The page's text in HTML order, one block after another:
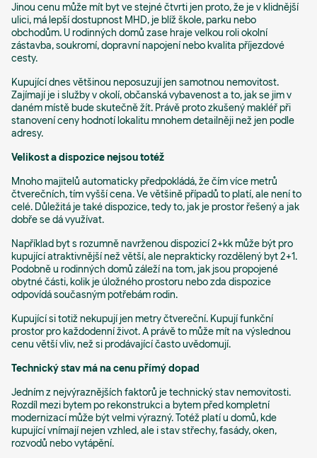
Jinou cenu může mít byt ve stejné čtvrti jen proto, že je v klidnější
ulici, má lepší dostupnost MHD, je blíž škole, parku nebo
obchodům. U rodinných domů zase hraje velkou roli okolní
zástavba, soukromí, dopravní napojení nebo kvalita příjezdové
cesty.
Kupující dnes většinou neposuzují jen samotnou nemovitost.
Zajímají je i služby v okolí, občanská vybavenost a to, jak se jim v
daném místě bude skutečně žít. Právě proto zkušený makléř při
stanovení ceny hodnotí lokalitu mnohem detailněji než jen podle
adresy.
Velikost a dispozice nejsou totéž
Mnoho majitelů automaticky předpokládá, že čím více metrů
čtverečních, tím vyšší cena. Ve většině případů to platí, ale není to
celé. Důležitá je také dispozice, tedy to, jak je prostor řešený a jak
dobře se dá využívat.
Například byt s rozumně navrženou dispozicí 2+kk může být pro
kupující atraktivnější než větší, ale neprakticky rozdělený byt 2+1.
Podobně u rodinných domů záleží na tom, jak jsou propojené
obytné části, kolik je úložného prostoru nebo zda dispozice
odpovídá současným potřebám rodin.
Kupující si totiž nekupují jen metry čtvereční. Kupují funkční
prostor pro každodenní život. A právě to může mít na výslednou
cenu větší vliv, než si prodávající často uvědomují.
Technický stav má na cenu přímý dopad
Jedním z nejvýraznějších faktorů je technický stav nemovitosti.
Rozdíl mezi bytem po rekonstrukci a bytem před kompletní
modernizací může být velmi výrazný. Totéž platí u domů, kde
kupující vnímají nejen vzhled, ale i stav střechy, fasády, oken,
rozvodů nebo vytápění.